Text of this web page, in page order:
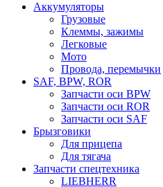
Аккумуляторы
Грузовые
Клеммы, зажимы
Легковые
Мото
Провода, перемычки
SAF, BPW, ROR
Запчасти оси BPW
Запчасти оси ROR
Запчасти оси SAF
Брызговики
Для прицепа
Для тягача
Запчасти спецтехника
LIEBHERR